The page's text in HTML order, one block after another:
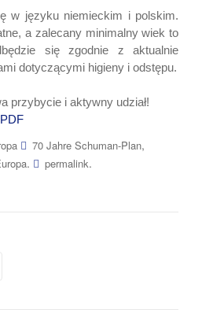
w języku niemieckim i polskim.
a zalecany minimalny wiek to
się zgodnie z aktualnie
dotyczącymi higieny i odstępu.
przybycie i aktywny udział!
70 Jahre Schuman-Plan,
. permalink.